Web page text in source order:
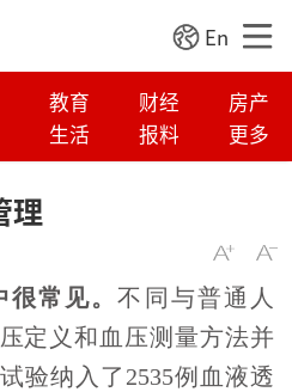
En
教育 财经
房产
生活 报料 更多
理
很常见。不同与普通人
定义和血压测量方法并
验纳入了2535例血液透